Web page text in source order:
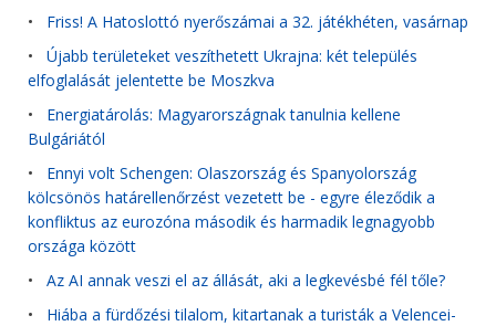
• Friss! A Hatoslottó nyerőszámai a 32. játékhéten, vasárnap
• Újabb területeket veszíthetett Ukrajna: két település
elfoglalását jelentette be Moszkva
• Energiatárolás: Magyarországnak tanulnia kellene
Bulgáriától
• Ennyi volt Schengen: Olaszország és Spanyolország
kölcsönös határellenőrzést vezetett be - egyre éleződik a
konfliktus az eurozóna második és harmadik legnagyobb
országa között
• Az AI annak veszi el az állását, aki a legkevésbé fél tőle?
• Hiába a fürdőzési tilalom, kitartanak a turisták a Velencei-